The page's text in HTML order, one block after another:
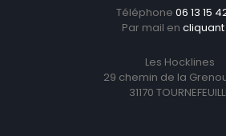
Téléphone 06 13 15
Par mail en cliquant
Les Hocklines
29 chemin de la
31170